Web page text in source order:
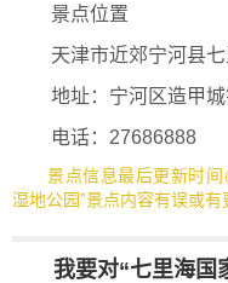
景点位置
天津市近郊宁河县七
地址：宁河区造甲城
电话：27686888
景点信息最后更新时间
湿地公园”景点内容有误或有
我要对“七里海国